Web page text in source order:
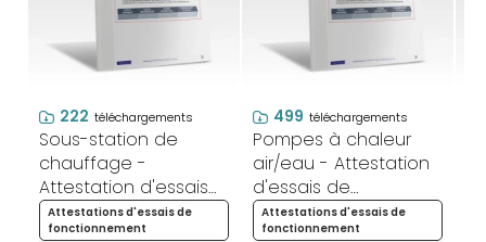
222 téléchargements
Sous-station de
chauffage -
Attestation d'essais
de fonctionnement
Attestations d'essais de
fonctionnement
499 téléchargements
Pompes à chaleur
air/eau - Attestation
d'essais de
fonctionnement
Attestations d'essais de
fonctionnement